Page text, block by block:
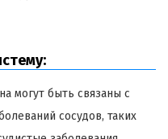
могут быть связаны с
сосудов, таких